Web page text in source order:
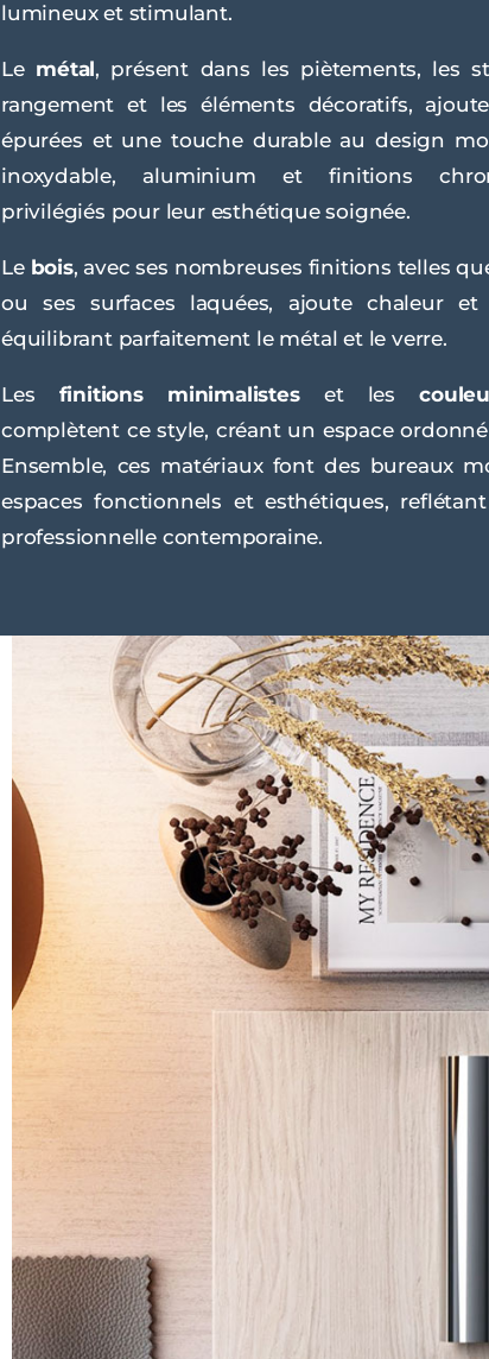
lumineux et stimulant.
Le métal, présent dans les piètements, les
rangement et les éléments décoratifs,
épurées et une touche durable au design
inoxydable, aluminium et finitions
privilégiés pour leur esthétique soignée.
Le bois, avec ses nombreuses finitions telles
ou ses surfaces laquées, ajoute chaleur et
équilibrant parfaitement le métal et le verre.
Les finitions minimalisteset les
complètent ce style, créant un espace
Ensemble, ces matériaux font des bureaux
espaces fonctionnels et esthétiques,
professionnelle contemporaine.